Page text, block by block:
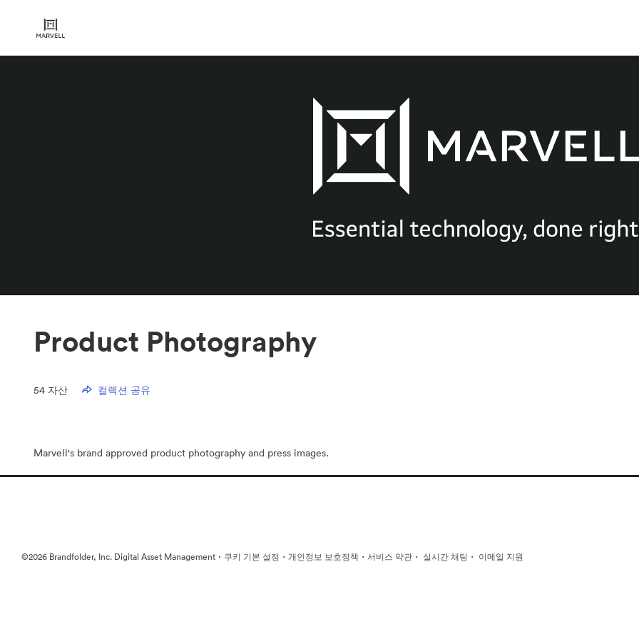
Product Photography
54 자산 컬렉션 공유
Marvell's brand approved product photography and press images.
©2026 Brandfolder, Inc. Digital Asset Management · 쿠키 기본 설정 · 개인정보 보호정책 · 서비스 약관 · 실시간 채팅 · 이메일 지원